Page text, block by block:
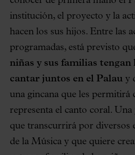
institución, el proyecto y la
hacen los sus hijos. Entre las
programadas, está previsto
niñas y sus familias
cantar juntos en el Palau y
una gincana que les permitirá
representa el canto coral.
que transcurrirá por diversos
de la Música y que quiere